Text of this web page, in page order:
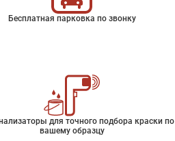
Бесплатная парковка по звонку
для точного подбора краски по
вашему образцу